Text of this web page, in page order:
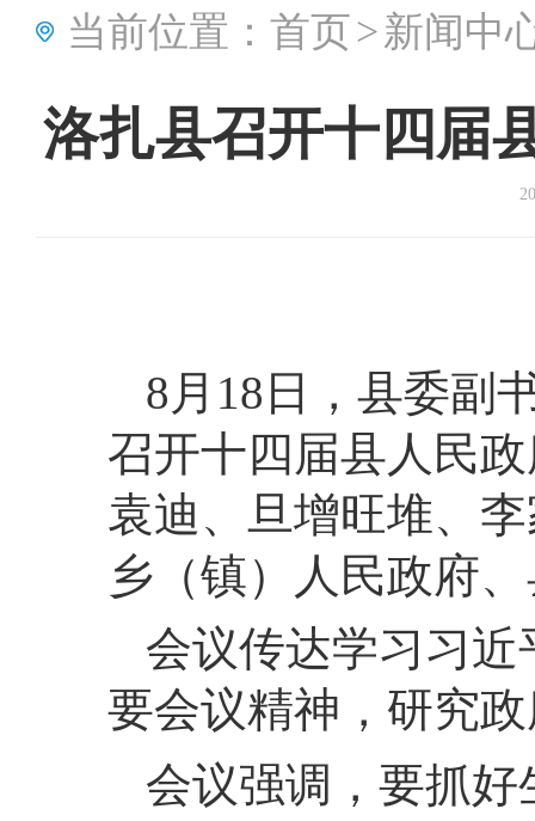
当前位置： 首页>新闻中
洛扎县召开十四届
8月18日，县委副
召开十四届县人民
袁迪、旦增旺堆、
乡（镇）人民政府
会议传达学习习
要会议精神，研究
会议强调， 要抓好